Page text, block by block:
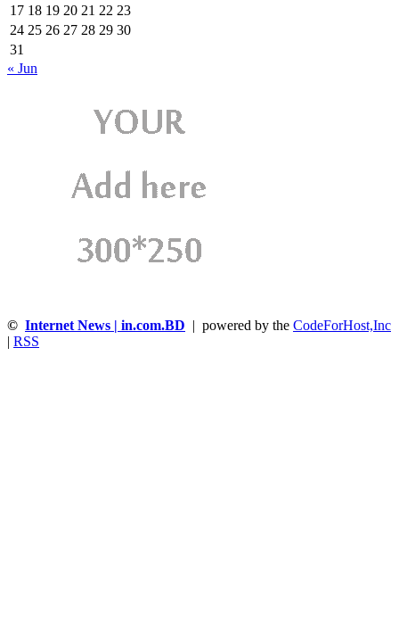
17 18 19 20 21 22 23
24 25 26 27 28 29 30
31
« Jun
© Internet News | in.com.BD | powered by the CodeForHost,Inc
| RSS